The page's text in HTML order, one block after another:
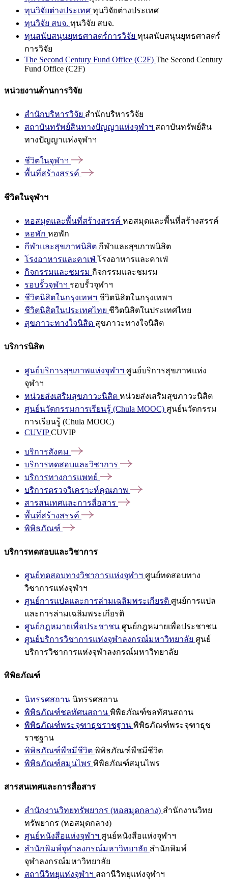
ทุนวิจัยต่างประเทศ ทุนวิจัยต่างประเทศ
ทุนวิจัย สบจ. ทุนวิจัย สบจ.
ทุนสนับสนุนยุทธศาสตร์การวิจัย ทุนสนับสนุนยุทธศาสตร์
การวิจัย
The Second Century Fund Office (C2F) The Second Century
Fund Office (C2F)
หน่วยงานด้านการวิจัย
สำนักบริหารวิจัย สำนักบริหารวิจัย
สถาบันทรัพย์สินทางปัญญาแห่งจุฬาฯ สถาบันทรัพย์สิน
ทางปัญญาแห่งจุฬาฯ
ชีวิตในจุฬาฯ
พื้นที่สร้างสรรค์
ชีวิตในจุฬาฯ
หอสมุดและพื้นที่สร้างสรรค์ หอสมุดและพื้นที่สร้างสรรค์
หอพัก หอพัก
กีฬาและสุขภาพนิสิต กีฬาและสุขภาพนิสิต
โรงอาหารและคาเฟ่ โรงอาหารและคาเฟ่
กิจกรรมและชมรม กิจกรรมและชมรม
รอบรั้วจุฬาฯ รอบรั้วจุฬาฯ
ชีวิตนิสิตในกรุงเทพฯ ชีวิตนิสิตในกรุงเทพฯ
ชีวิตนิสิตในประเทศไทย ชีวิตนิสิตในประเทศไทย
สุขภาวะทางใจนิสิต สุขภาวะทางใจนิสิต
บริการนิสิต
ศูนย์บริการสุขภาพแห่งจุฬาฯ ศูนย์บริการสุขภาพแห่ง
จุฬาฯ
หน่วยส่งเสริมสุขภาวะนิสิต หน่วยส่งเสริมสุขภาวะนิสิต
ศูนย์นวัตกรรมการเรียนรู้ (Chula MOOC) ศูนย์นวัตกรรม
การเรียนรู้ (Chula MOOC)
CUVIPCUVIP
บริการสังคม
บริการทดสอบและวิชาการ
บริการทางการแพทย์
บริการตรวจวิเคราะห์คุณภาพ
สารสนเทศและการสื่อสาร
พื้นที่สร้างสรรค์
พิพิธภัณฑ์
บริการทดสอบและวิชาการ
ศูนย์ทดสอบทางวิชาการแห่งจุฬาฯ ศูนย์ทดสอบทาง
วิชาการแห่งจุฬาฯ
ศูนย์การแปลและการล่ามเฉลิมพระเกียรติ ศูนย์การแปล
และการล่ามเฉลิมพระเกียรติ
ศูนย์กฎหมายเพื่อประชาชน ศูนย์กฎหมายเพื่อประชาชน
ศูนย์บริการวิชาการแห่งจุฬาลงกรณ์มหาวิทยาลัย ศูนย์
บริการวิชาการแห่งจุฬาลงกรณ์มหาวิทยาลัย
พิพิธภัณฑ์
นิทรรศสถาน นิทรรศสถาน
พิพิธภัณฑ์ชลทัศนสถาน พิพิธภัณฑ์ชลทัศนสถาน
พิพิธภัณฑ์พระจุฑาธุชราชฐาน พิพิธภัณฑ์พระจุฑาธุช
ราชฐาน
พิพิธภัณฑ์พืชมีชีวิต พิพิธภัณฑ์พืชมีชีวิต
พิพิธภัณฑ์สมุนไพร พิพิธภัณฑ์สมุนไพร
สารสนเทศและการสื่อสาร
สำนักงานวิทยทรัพยากร (หอสมุดกลาง) สำนักงานวิทย
ทรัพยากร (หอสมุดกลาง)
ศูนย์หนังสือแห่งจุฬาฯ ศูนย์หนังสือแห่งจุฬาฯ
สำนักพิมพ์จุฬาลงกรณ์มหาวิทยาลัย สำนักพิมพ์
จุฬาลงกรณ์มหาวิทยาลัย
สถานีวิทยุแห่งจุฬาฯ สถานีวิทยุแห่งจุฬาฯ